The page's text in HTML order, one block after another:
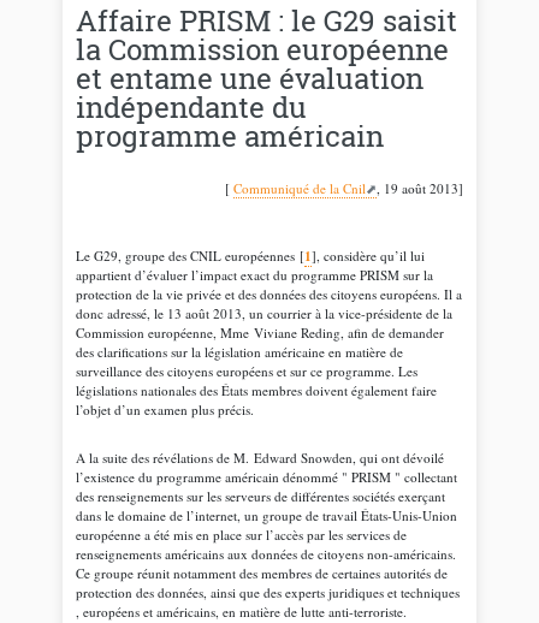
Affaire PRISM : le G29 saisit
la Commission européenne
et entame une évaluation
indépendante du
programme américain
[Communiqué de la Cnil , 19 août 2013]
Le G29, groupe des CNIL européennes[1], considère qu’il lui
appartient d’évaluer l’impact exact du programme PRISM sur la
protection de la vie privée et des données des citoyens européens. Il a
donc adressé, le 13 août 2013, un courrier à la vice-présidente de la
Commission européenne, Mme Viviane Reding, afin de demander
des clarifications sur la législation américaine en matière de
surveillance des citoyens européens et sur ce programme. Les
législations nationales des États membres doivent également faire
l’objet d’un examen plus précis.
A la suite des révélations de M. Edward Snowden, qui ont dévoilé
l’existence du programme américain dénommé " PRISM " collectant
des renseignements sur les serveurs de différentes sociétés exerçant
dans le domaine de l’internet, un groupe de travail États-Unis-Union
européenne a été mis en place sur l’accès par les services de
renseignements américains aux données de citoyens non-américains.
Ce groupe réunit notamment des membres de certaines autorités de
protection des données, ainsi que des experts juridiques et techniques
, européens et américains, en matière de lutte anti-terroriste.